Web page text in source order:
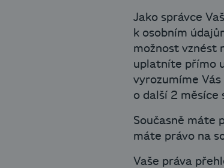
Jako správce
k osobním
možnost vznést
uplatníte přímo
vyrozumíme
o další 2 měsíce
Současně máte
máte právo na
Vaše práva